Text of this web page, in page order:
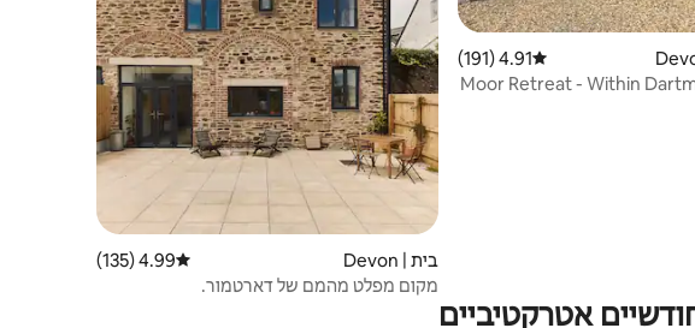
דירוג ממוצע של 4.91 מתוך 5, 191 ביקורות
4.91 (191)
Moor Retreat - Within
בית | Devon דירוג ממוצע של 4.99 מתוך 5, 135 ביקורות
4.99 (135)
מקום מפלט מהמם של דארטמור.
אטרקטיביים